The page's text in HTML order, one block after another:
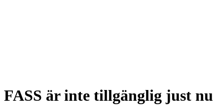
FASS är inte tillgänglig just nu